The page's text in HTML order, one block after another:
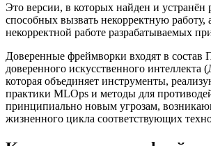
Это версии, в которых найден и устранён
способных вызвать некорректную работу,
некорректной работе разрабатываемых
Доверенные фреймворки входят в состав
доверенного искусственного
которая объединяет инструменты,
практики MLOps и методы для
принципиально новым угрозам,
жизненного цикла соответствующих